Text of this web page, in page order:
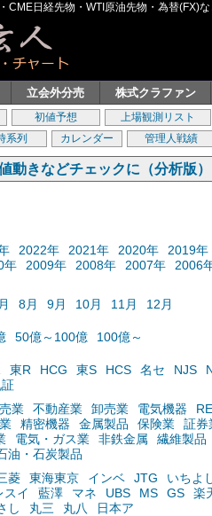
日経先物・WTI原油先物・為替(FX)
立会外分売 株式クラファン
初値予想 上場観測リスト
系列 カレンダー 管理人戦績
動きなどチェックに（分析版）
2022年 2021年 2020年 2019年
年 2009年 2008年 2007年 2006
8月 9月 10月 11月 12月
50億～100億 100億～
東R HCG 東S HCS 名セ NJS
業 不動産業 卸売業 電気機器
精密機器 金属製品 保険業 証券
電気・ガス業 非鉄金属 繊維製品
油・石炭製品
菱 東海東京 インベ JTG いちよ
スイ 藍澤 マネ UBS MS GS 楽
し 丸三 丸八
日本ア